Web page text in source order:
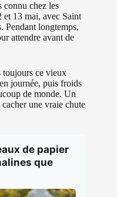
connu chez les
et 13 mai, avec Saint
Pendant longtemps,
attendre avant de
toujours ce vieux
journée, puis froids
de monde. Un
une vraie chute
de papier
que